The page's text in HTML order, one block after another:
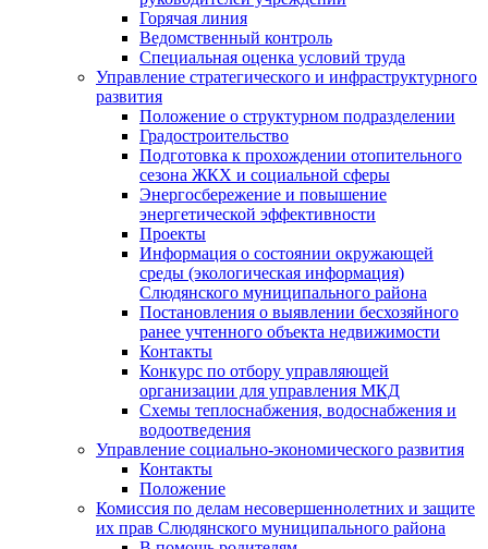
Горячая линия
Ведомственный контроль
Специальная оценка условий труда
Управление стратегического и инфраструктурного
развития
Положение о структурном подразделении
Градостроительство
Подготовка к прохождении отопительного
сезона ЖКХ и социальной сферы
Энергосбережение и повышение
энергетической эффективности
Проекты
Информация о состоянии окружающей
среды (экологическая информация)
Слюдянского муниципального района
Постановления о выявлении бесхозяйного
ранее учтенного объекта недвижимости
Контакты
Конкурс по отбору управляющей
организации для управления МКД
Схемы теплоснабжения, водоснабжения и
водоотведения
Управление социально-экономического развития
Контакты
Положение
Комиссия по делам несовершеннолетних и защите
их прав Слюдянского муниципального района